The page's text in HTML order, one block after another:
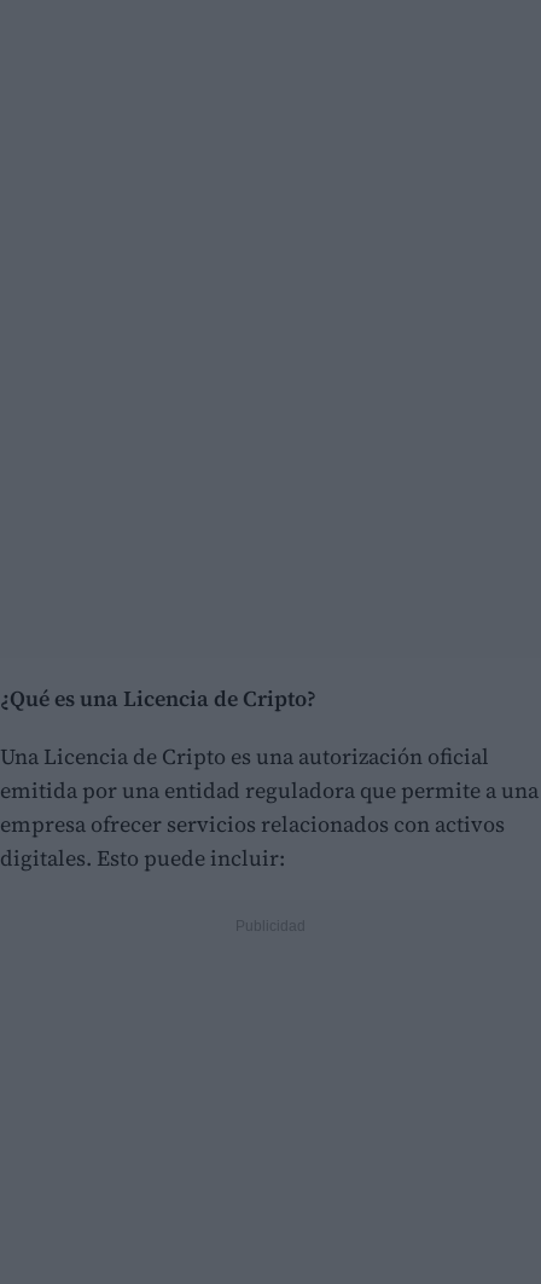
¿Qué es una Licencia de Cripto?
Una Licencia de Cripto es una autorización oficial
emitida por una entidad reguladora que permite a una
empresa ofrecer servicios relacionados con activos
digitales. Esto puede incluir: